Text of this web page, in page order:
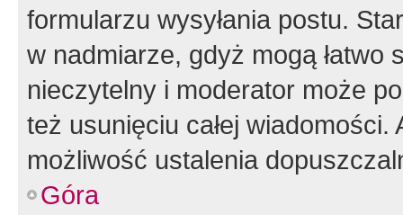
formularzu wysyłania postu.
w nadmiarze, gdyż mogą
nieczytelny i moderator może
też usunięciu całej
możliwość ustalenia
Góra